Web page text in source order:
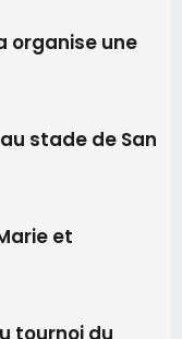
et
tournoi du
du